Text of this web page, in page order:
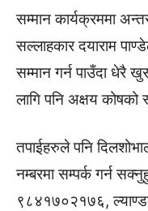
सम्मान कार्यक्रममा
सल्लाहकार दयाराम
सम्मान गर्न पाउँदा धेरै
लागि पनि अक्षय कोषको
तपाईहरुले पनि
नम्बरमा सम्पर्क गर्न
९८४१७०२१७६,